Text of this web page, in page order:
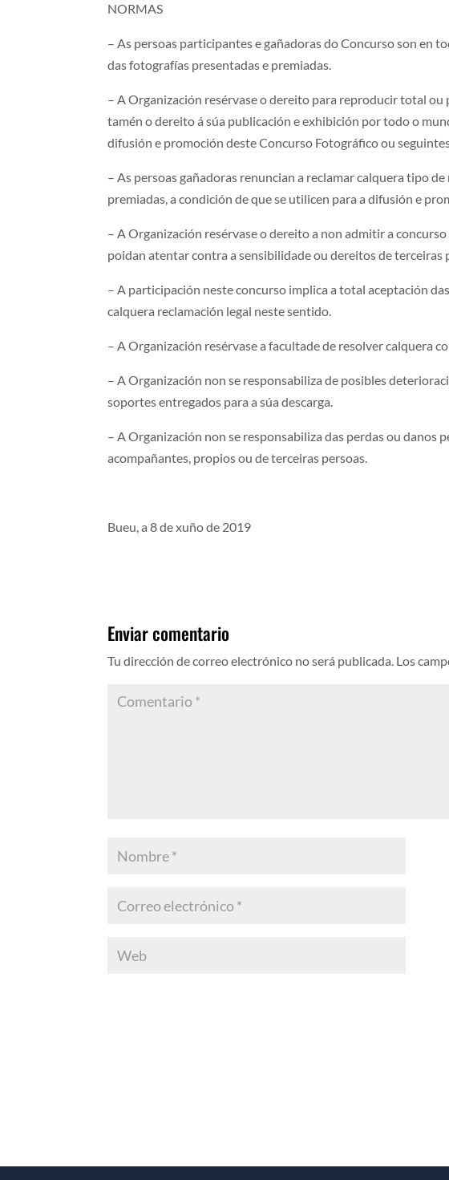
NORMAS
– As persoas participantes e gañadoras do Concurso son en
das fotografías presentadas e premiadas.
– A Organización resérvase o dereito para reproducir total
tamén o dereito á súa publicación e exhibición por todo o
difusión e promoción deste Concurso Fotográfico ou
– As persoas gañadoras renuncian a reclamar calquera tipo
premiadas, a condición de que se utilicen para a difusión e
– A Organización resérvase o dereito a non admitir a
poidan atentar contra a sensibilidade ou dereitos de terceiras
– A participación neste concurso implica a total aceptación
calquera reclamación legal neste sentido.
– A Organización resérvase a facultade de resolver calquera
– A Organización non se responsabiliza de posibles
soportes entregados para a súa descarga.
– A Organización non se responsabiliza das perdas ou danos
acompañantes, propios ou de terceiras persoas.
Bueu, a 8 de xuño de 2019
Enviar comentario
Tu dirección de correo electrónico no será publicada. Los